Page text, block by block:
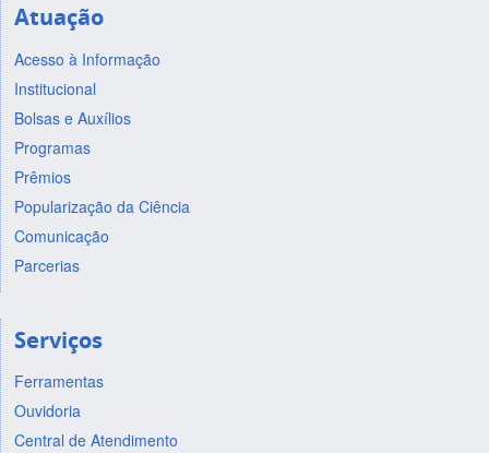
Atuação
Acesso à Informação
Institucional
Bolsas e Auxílios
Programas
Prêmios
Popularização da Ciência
Comunicação
Parcerias
Serviços
Ferramentas
Ouvidoria
Central de Atendimento